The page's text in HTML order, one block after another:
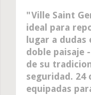
Ville Saint
ideal para
lugar a dudas
doble paisaje
de su
seguridad. 24
equipadas